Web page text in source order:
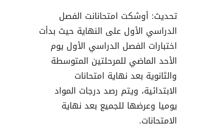
تحديث: أوشكت امتحانانت الفصل
الدراسي الأول على النهاية حيث بدأت
اختبارات الفصل الدراسي الأول يوم
الأحد الماضي للمرحلتين المتوسطة
والثانوية بعد نهاية امتحانات
الابتدائية، ويتم رصد درجات المواد
يوميا وعرضها للجميع بعد نهاية
الامتحانات.